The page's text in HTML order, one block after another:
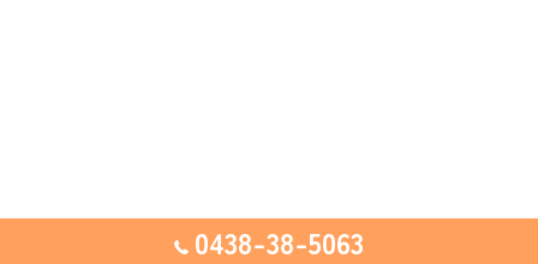
0438-38-5063